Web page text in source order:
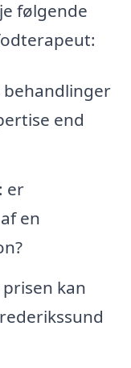
følgende
end
er
en
kan